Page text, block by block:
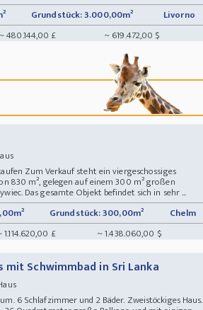
Grundstück: 3.000,00m²
Livorno
~ 480.144,00 £ ~ 619.472,00 $
Zum Verkauf steht ein viergeschossiges
830 m², gelegen auf einem 300 m² großen
Das gesamte Objekt befindet sich in sehr ...
Grundstück: 300,00m²
Chelm
1.114.620,00 £ ~ 1.438.060,00 $
mit Schwimmbad in Sri Lanka
6 Schlafzimmer und 2 Bäder. Zweistöckiges Haus.